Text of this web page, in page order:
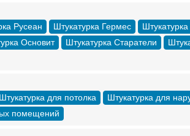
Русеан Штукатурка Гермес
Основит Штукатурка Старатели
Штукатурка для потолка
Штукатурка для
помещений